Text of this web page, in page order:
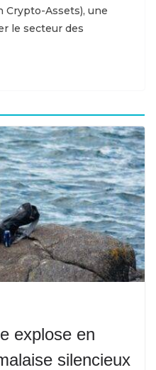
Crypto-Assets), une
le secteur des
explose en
silencieux